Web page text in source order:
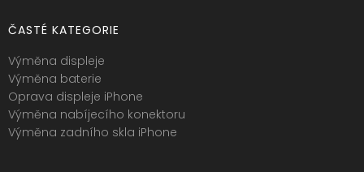
ČASTÉ KATEGORIE
Výměna displeje
Výměna baterie
Oprava displeje iPhone
Výměna nabíjecího konektoru
Výměna zadního skla iPhone